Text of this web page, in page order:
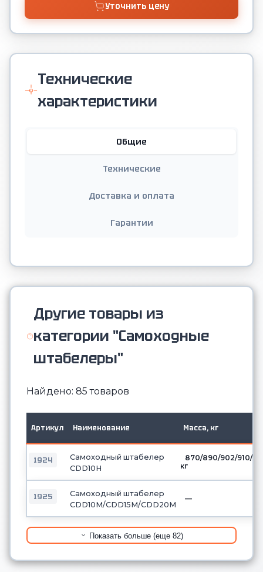
Уточнить цену
Технические
характеристики
Общие
Технические
Доставка и оплата
Гарантии
Другие товары из
категории "Самоходные
штабелеры"
Найдено: 85 товаров
Артикул Наименование Масса, кг
1924
Самоходный штабелер
CDD10H
870/890/902/910/
кг
1925
Самоходный штабелер
CDD10М/CDD15М/CDD20М
—
Показать больше (еще 82)